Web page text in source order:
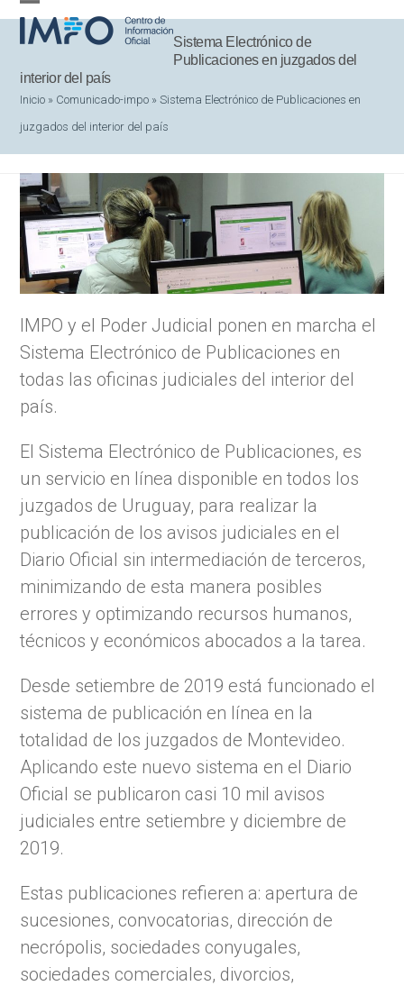
Skip
content
Open
mobile
menu
Close
mobile
menu
Sistema Electrónico de
Publicaciones en juzgados del
interior del país
Inicio » Comunicado-impo »Sistema Electrónico de Publicaciones en
juzgados del interior del país
IMPO y el Poder Judicial ponen en marcha el
Sistema Electrónico de Publicaciones en
todas las oficinas judiciales del interior del
país.
El Sistema Electrónico de Publicaciones, es
un servicio en línea disponible en todos los
juzgados de Uruguay, para realizar la
publicación de los avisos judiciales en el
Diario Oficial sin intermediación de terceros,
minimizando de esta manera posibles
errores y optimizando recursos humanos,
técnicos y económicos abocados a la tarea.
Desde setiembre de 2019 está funcionado el
sistema de publicación en línea en la
totalidad de los juzgados de Montevideo.
Aplicando este nuevo sistema en el Diario
Oficial se publicaron casi 10 mil avisos
judiciales entre setiembre y diciembre de
2019.
Estas publicaciones refieren a: apertura de
sucesiones, convocatorias, dirección de
necrópolis, sociedades conyugales,
sociedades comerciales, divorcios,